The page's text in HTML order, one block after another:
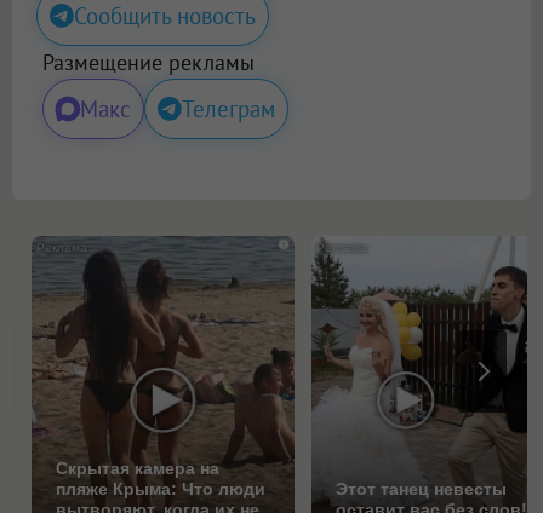
Сообщить новость
Размещение рекламы
Макс Телеграм
i
Скрытая камера на
пляже Крыма: Что люди
вытворяют, когда их не
Этот танец невесты
оставит вас без слов!